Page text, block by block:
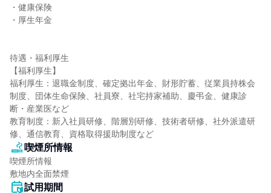
・健康保険
・厚生年金
待遇・福利厚生
【福利厚生】
福利厚生：退職金制度、確定拠出年金、財形貯蓄、従業員持株会
制度、団体生命保険、社員寮、社宅持家補助、慶弔金、健康診
断・産業医など
教育制度：新入社員研修、階層別研修、技術者研修、社外派遣研
修、通信教育、資格取得援助制度など
喫煙所情報
喫煙所情報
敷地内全面禁煙
試用期間